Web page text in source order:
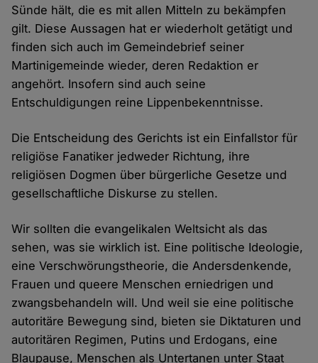
Sünde hält, die es mit allen Mitteln zu bekämpfen
gilt. Diese Aussagen hat er wiederholt getätigt und
finden sich auch im Gemeindebrief seiner
Martinigemeinde wieder, deren Redaktion er
angehört. Insofern sind auch seine
Entschuldigungen reine Lippenbekenntnisse.
Die Entscheidung des Gerichts ist ein Einfallstor für
religiöse Fanatiker jedweder Richtung, ihre
religiösen Dogmen über bürgerliche Gesetze und
gesellschaftliche Diskurse zu stellen.
Wir sollten die evangelikalen Weltsicht als das
sehen, was sie wirklich ist. Eine politische Ideologie,
eine Verschwörungstheorie, die Andersdenkende,
Frauen und queere Menschen erniedrigen und
zwangsbehandeln will. Und weil sie eine politische
autoritäre Bewegung sind, bieten sie Diktaturen und
autoritären Regimen, Putins und Erdogans, eine
Blaupause, Menschen als Untertanen unter Staat